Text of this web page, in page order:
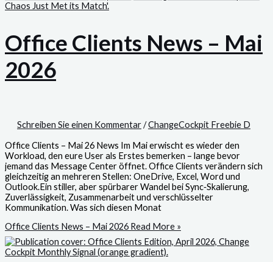
Office Clients News – Mai
2026
Schreiben Sie einen Kommentar/ChangeCockpit Freebie D
Office Clients – Mai 26 News Im Mai erwischt es wieder den
Workload, den eure User als Erstes bemerken – lange bevor
jemand das Message Center öffnet. Office Clients verändern sich
gleichzeitig an mehreren Stellen: OneDrive, Excel, Word und
Outlook.Ein stiller, aber spürbarer Wandel bei Sync‑Skalierung,
Zuverlässigkeit, Zusammenarbeit und verschlüsselter
Kommunikation. Was sich diesen Monat
Office Clients News – Mai 2026 Read More »